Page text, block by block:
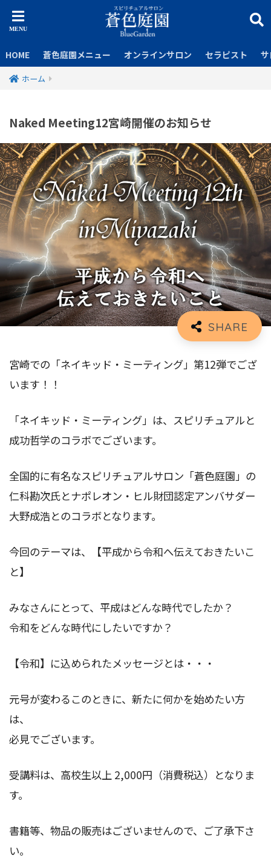
HOME 蒼色庭園メニュー オンラインサロン セラピスト
ホーム
Naked Meeting12宮崎開催のお知らせ
宮崎での「ネイキッド・ミーティング」第12弾でござ
います！！
「ネイキッド・ミーティング」は、スピリチュアルと
成功哲学のコラボでございます。
全国的に有名なスピリチュアルサロン「蒼色庭園」の
仁科勘次氏とナポレオン・ヒル財団認定アンバサダー
大野成浩とのコラボとなります。
今回のテーマは、【平成から令和へ伝えておきたいこ
と】
みなさんにとって、平成はどんな時代でしたか？
令和をどんな時代にしたいですか？
【令和】に込められたメッセージとは・・・
元号が変わるこのときに、新たに何かを始めたい方
は、
必見でございます。
受講料は、高校生以上 2,000円（消費税込）となりま
す。
書籍等、物品の販売はございませんので、ご了承下さ
い。